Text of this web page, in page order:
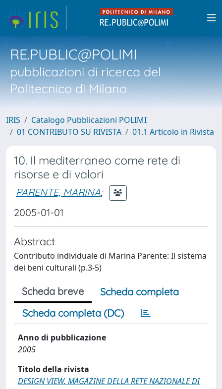
RE.PUBLIC@POLIMI
pubblicazioni di ricerca del
Politecnico di Milano
IRIS
Catalogo Pubblicazioni POLIMI
01 CONTRIBUTO SU RIVISTA
01.1 Articolo in Rivista
10. Il mediterraneo come rete di
risorse e di valori
PARENTE, MARINA;
2005-01-01
Abstract
Contributo individuale di Marina Parente: Il sistema
dei beni culturali (p.3-5)
Scheda breve
Scheda completa
Scheda completa (DC)
Anno di pubblicazione
2005
Titolo della rivista
DESIGN VIEW. MAGAZINE DELLA RETE NAZIONALE DI